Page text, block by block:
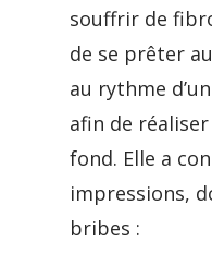
souffrir de
de se prêter
au rythme
afin de
fond. Elle a
impressions,
bribes :